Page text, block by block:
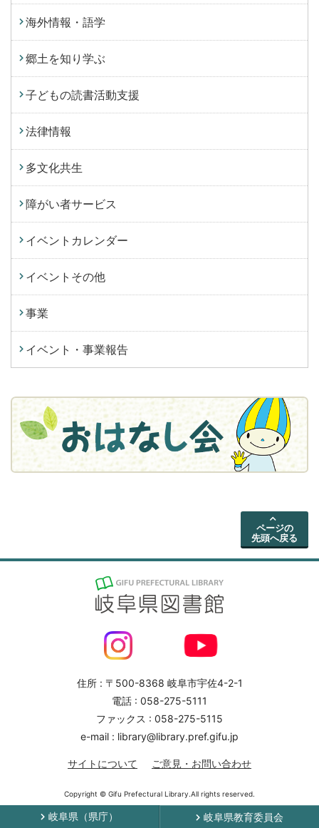
海外情報・語学
郷土を知り学ぶ
子どもの読書活動支援
法律情報
多文化共生
障がい者サービス
イベントカレンダー
イベントその他
事業
イベント・事業報告
ページの
先頭へ戻る
住所 : 〒500-8368 岐阜市宇佐4-2-1
電話 : 058-275-5111
ファックス : 058-275-5115
e-mail : library@library.pref.gifu.jp
サイトについて ご意見・お問い合わせ
Copyright © Gifu Prefectural Library.All rights reserved.
岐阜県（県庁） 岐阜県教育委員会